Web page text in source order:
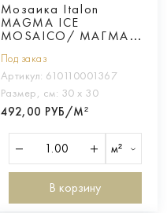
Мозаика Italon
MAGMA ICE
MOSAICO/ МАГМА
Под заказ
Артикул: 610110001367
Размер, см: 30 х 30
492,00 РУБ/М²
м²
В корзину